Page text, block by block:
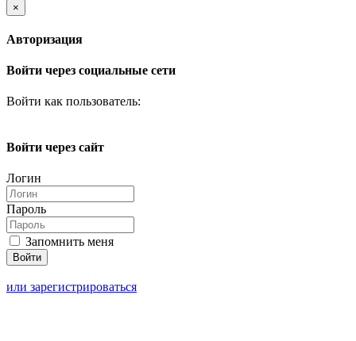
×
Авторизация
Войти через социальные сети
Войти как пользователь:
Войти через сайт
Логин
Пароль
Запомнить меня
или зарегистрироваться